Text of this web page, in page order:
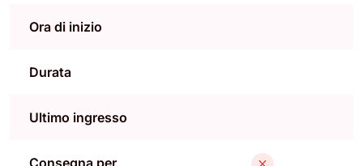
Ora di inizio
Durata
Ultimo ingresso
Consegna per